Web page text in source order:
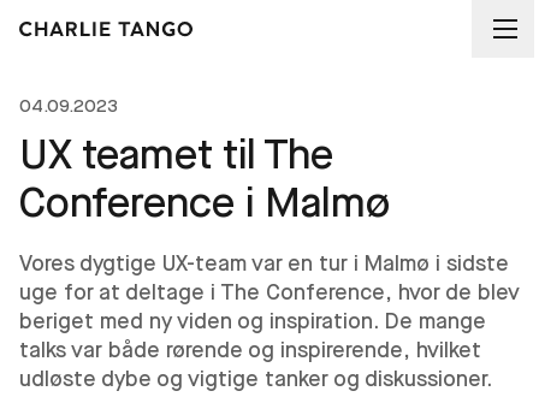
04.09.2023
UX teamet til The
Conference i Malmø
Vores dygtige UX-team var en tur i Malmø i sidste
uge for at deltage i The Conference, hvor de blev
beriget med ny viden og inspiration. De mange
talks var både rørende og inspirerende, hvilket
udløste dybe og vigtige tanker og diskussioner.